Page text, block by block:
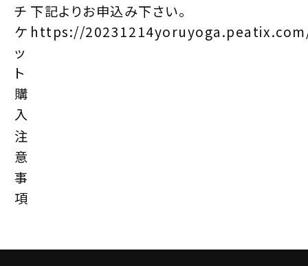
チ
ケ
ッ
ト
購
入
下記よりお申込み下さい。
https://
注
意
事
項